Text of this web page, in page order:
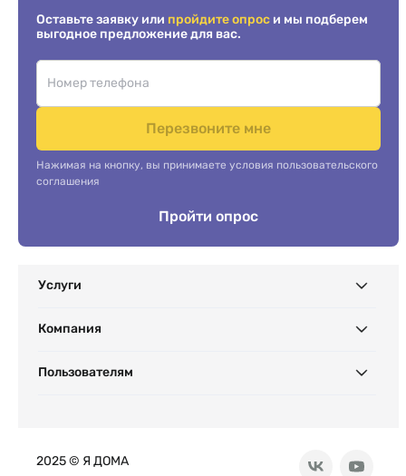
Оставьте заявку или пройдите опрос и мы подберем
выгодное предложение для вас.
Перезвоните мне
Нажимая на кнопку, вы принимаете условия пользовательского
соглашения
Пройти опрос
Услуги
Компания
Пользователям
2025 © Я ДОМА